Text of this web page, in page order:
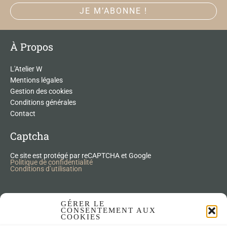
GÉRER LE
CONSENTEMENT AUX
COOKIES
À Propos
L'Atelier W
Mentions légales
Gestion des cookies
Conditions générales
Contact
Captcha
Ce site est protégé par reCAPTCHA et Google
Politique de confidentialité
Conditions d’utilisation
Nos Produits Upcycling